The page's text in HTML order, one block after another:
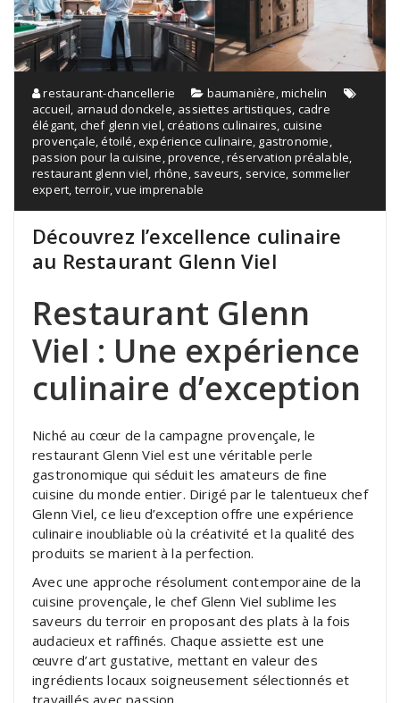
restaurant-chancellerie baumanière,michelin
accueil, arnaud donckele, assiettes artistiques, cadre
élégant, chef glenn viel,créations culinaires, cuisine
provençale,étoilé,expérience culinaire, gastronomie,
passion pour la cuisine,provence,réservation préalable,
restaurant glenn viel, rhône, saveurs, service, sommelier
expert, terroir,vue imprenable
Découvrez l’excellence culinaire
au Restaurant Glenn Viel
Restaurant Glenn
Viel : Une expérience
culinaire d’exception
Niché au cœur de la campagne provençale, le
restaurant Glenn Viel est une véritable perle
gastronomique qui séduit les amateurs de fine
cuisine du monde entier. Dirigé par le talentueux chef
Glenn Viel, ce lieu d’exception offre une expérience
culinaire inoubliable où la créativité et la qualité des
produits se marient à la perfection.
Avec une approche résolument contemporaine de la
cuisine provençale, le chef Glenn Viel sublime les
saveurs du terroir en proposant des plats à la fois
audacieux et raffinés. Chaque assiette est une
œuvre d’art gustative, mettant en valeur des
ingrédients locaux soigneusement sélectionnés et